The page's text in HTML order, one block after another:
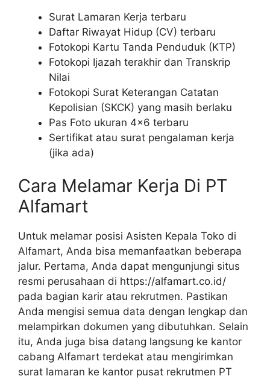
Surat Lamaran Kerja terbaru
Daftar Riwayat Hidup (CV) terbaru
Fotokopi Kartu Tanda Penduduk (KTP)
Fotokopi Ijazah terakhir dan Transkrip
Nilai
Fotokopi Surat Keterangan Catatan
Kepolisian (SKCK) yang masih berlaku
Pas Foto ukuran 4×6 terbaru
Sertifikat atau surat pengalaman kerja
(jika ada)
Cara Melamar Kerja Di PT
Alfamart
Untuk melamar posisi Asisten Kepala Toko di
Alfamart, Anda bisa memanfaatkan beberapa
jalur. Pertama, Anda dapat mengunjungi situs
resmi perusahaan di https://alfamart.co.id/
pada bagian karir atau rekrutmen. Pastikan
Anda mengisi semua data dengan lengkap dan
melampirkan dokumen yang dibutuhkan. Selain
itu, Anda juga bisa datang langsung ke kantor
cabang Alfamart terdekat atau mengirimkan
surat lamaran ke kantor pusat rekrutmen PT